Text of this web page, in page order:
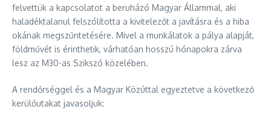
felvettük a kapcsolatot a beruházó Magyar Állammal, aki
haladéktalanul felszólította a kivitelezőt a javításra és a hiba
okának megszűntetésére. Mivel a munkálatok a pálya alapját,
földművét is érinthetik, várhatóan hosszú hónapokra zárva
lesz az M30-as Szikszó közelében.
A rendőrséggel és a Magyar Közúttal egyeztetve a következő
kerülőutakat javasoljuk: